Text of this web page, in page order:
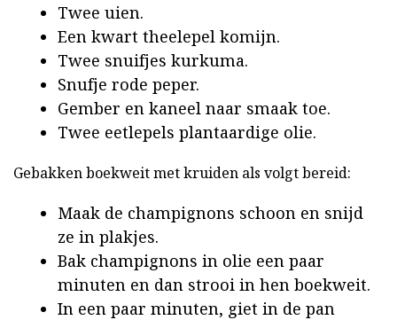
Twee uien.
Een kwart theelepel komijn.
Twee snuifjes kurkuma.
Snufje rode peper.
Gember en kaneel naar smaak toe.
Twee eetlepels plantaardige olie.
Gebakken boekweit met kruiden als volgt bereid:
Maak de champignons schoon en snijd
ze in plakjes.
Bak champignons in olie een paar
minuten en dan strooi in hen boekweit.
In een paar minuten, giet in de pan